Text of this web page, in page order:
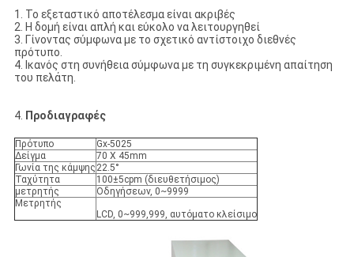
1. Το εξεταστικό αποτέλεσμα είναι ακριβές
2. Η δομή είναι απλή και εύκολο να λειτουργηθεί
3. Γίνοντας σύμφωνα με το σχετικό αντίστοιχο διεθνές
πρότυπο.
4. Ικανός στη συνήθεια σύμφωνα με τη συγκεκριμένη απαίτηση
του πελάτη.
4. Προδιαγραφές
Πρότυπο
Gx-5025
Δείγμα
70 X 45mm
Γωνία της κάμψης 22.5°
Ταχύτητα
100±5cpm (διευθετήσιμος)
μετρητής
Οδηγήσεων, 0~9999
Μετρητής
LCD, 0~999,999, αυτόματο κλείσιμο